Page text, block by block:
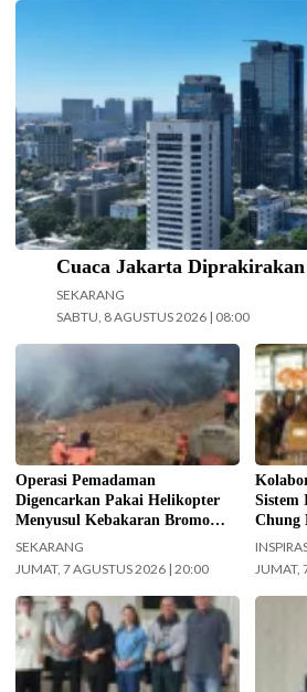
Langit cerah selimuti Jakarta di akhir pekan.
Cuaca Jakarta
SEKARANG
SABTU, 8 AGUSTUS 2026 | 08:00
Operasi pemadaman kebakaran di
kawasan Taman Nasional Bromo
Tengger Semeru (TNBTS) terus
digencarkan, Jumat (7/8/2026)
hari ini. (Foto: BPBD Kabupaten
Malang).
Operasi Pemadaman
Digencarkan Pakai Helikopter
Menyusul Kebakaran Bromo
Meluas ke Arah Bukit B 29
SEKARANG
JUMAT, 7 AGUSTUS 2026 | 20:00
Chung
pasien
(Foto:
Sistem
Chung
Pasien
JUMAT,
Jajaran Pengurus FKAUB Malang
beserta perwakilan panitia
pelaksana Barikan Anak Nusantara
(BAN) Ke – 5 silaturahmi dengan